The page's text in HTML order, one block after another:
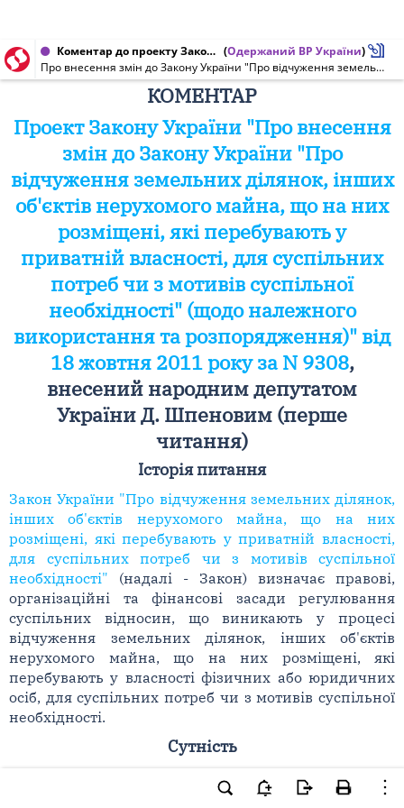
Коментар до проекту Закону України від 18.10.2011 № 9308 (Одержаний ВР України)
Про внесення змін до Закону України "Про відчуження земельних ділянок, інших об'єктів нерухомого майна, що на них розміщені, які перебувають у приватній власності, для суспільних потреб чи з мотивів суспільної необхідності" (щодо належного використання та розпорядження)